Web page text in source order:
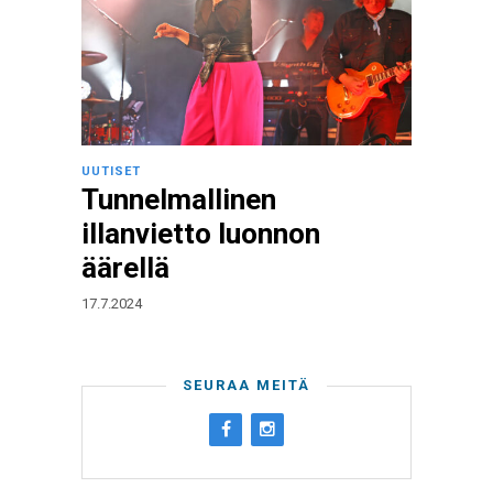
UUTISET
Tunnelmallinen
illanvietto luonnon
äärellä
17.7.2024
SEURAA MEITÄ